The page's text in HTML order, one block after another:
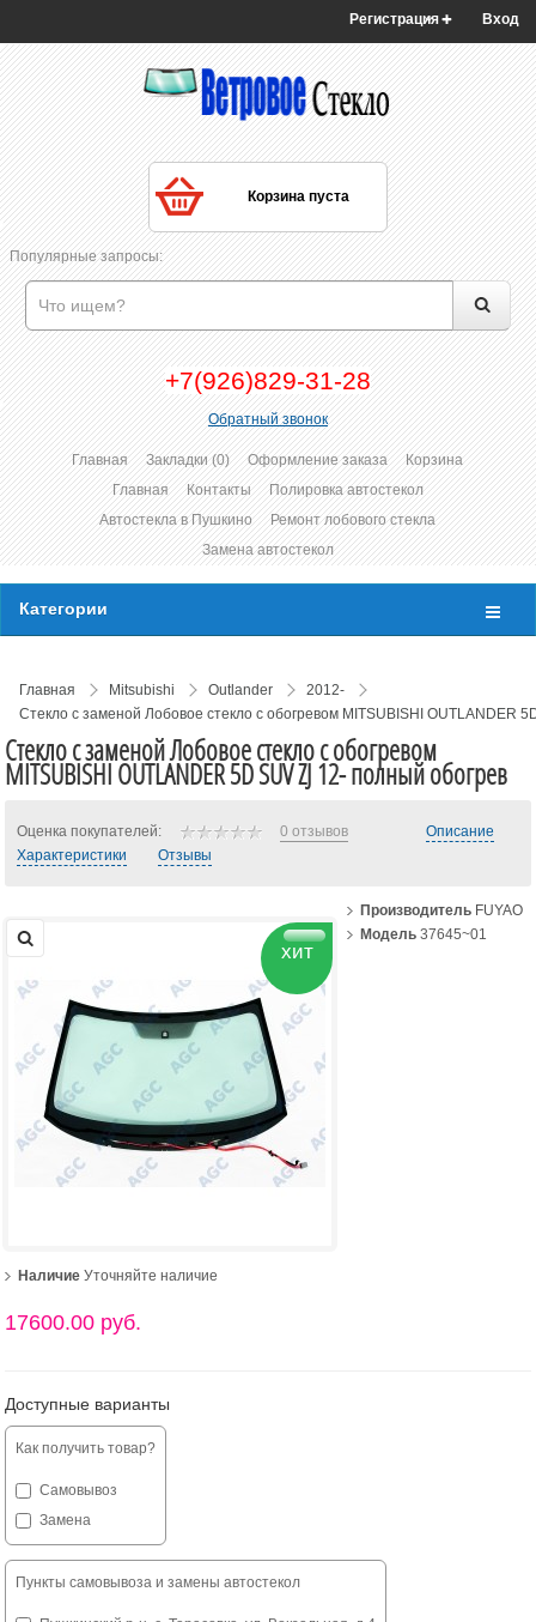
Вход
Регистрация
Корзина пуста
Популярные запросы:
+7(926)829-31-28
Обратный звонок
Главная Закладки (0) Оформление заказа
Корзина
Главная
Контакты
Полировка автостекол
Автостекла в Пушкино
Ремонт лобового стекла
Замена автостекол
Категории
Главная Mitsubishi Outlander
2012-
Стекло с заменой Лобовое стекло с обогревом MITSUBISHI OUTLANDER
Стекло с заменой Лобовое стекло с обогревом
MITSUBISHI OUTLANDER 5D SUV ZJ 12- полный обогрев
Оценка покупателей: 0 отзывов
Описание
Характеристики
Отзывы
хит
Производитель FUYAO
Модель 37645~01
Наличие Уточняйте наличие
17600.00 руб.
Доступные варианты
Как получить товар?
Самовывоз
Замена
Пункты самовывоза и замены автостекол